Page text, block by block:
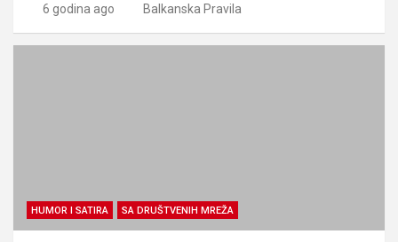
6 godina ago Balkanska Pravila
HUMOR I SATIRA SA DRUŠTVENIH MREŽA